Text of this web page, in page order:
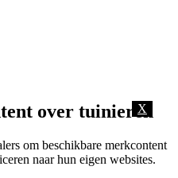
X
over tuinieren
om beschikbare merkcontent
naar hun eigen websites.